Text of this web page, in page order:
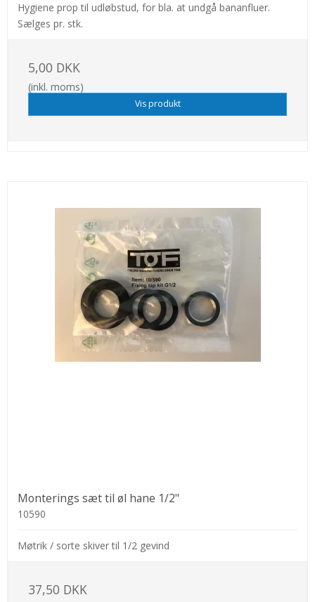
Hygiene prop til udløbstud, for bla. at undgå bananfluer.
Sælges pr. stk.
5,00 DKK
(inkl. moms)
Vis produkt
Monterings sæt til øl hane 1/2"
10590
Møtrik / sorte skiver til 1/2 gevind
37,50 DKK